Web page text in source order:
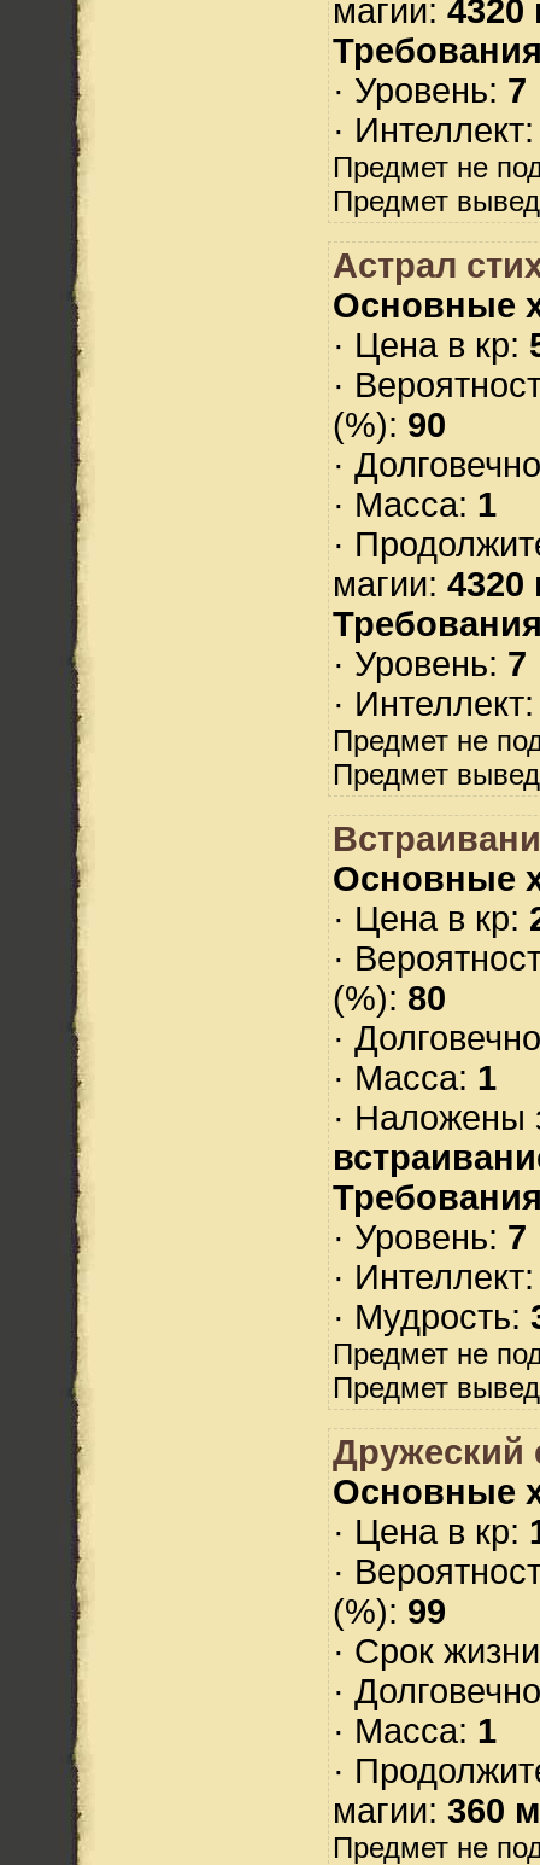
магии: 4320
· Уровень: 7
·
Предмет не
Предмет
Астрал
Основные
· Цена в кр:
·
(%): 90
·
· Масса: 1
·
магии: 4320
· Уровень: 7
·
Предмет не
Предмет
Основные
· Цена в кр:
·
(%): 80
·
· Масса: 1
· Наложены
· Уровень: 7
·
· Мудрость:
Предмет не
Предмет
Дружеский
Основные
· Цена в кр:
·
(%): 99
· Срок
·
· Масса: 1
·
магии: 360
Предмет не